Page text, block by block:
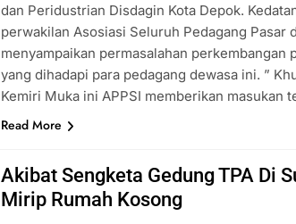
dan Peridustrian Disdagin Kota Depok.
perwakilan Asosiasi Seluruh Pedagang Pasar
menyampaikan permasalahan perkembangan
yang dihadapi para pedagang dewasa ini. ”
Kemiri Muka ini APPSI memberikan masukan
Read More
Akibat Sengketa Gedung TPA Di
Mirip Rumah Kosong